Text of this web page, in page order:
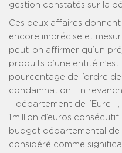
gestion constatés sur la
Ces deux affaires
encore imprécise et
peut-on affirmer qu’un
produits d’une entité
pourcentage de l’ordre de
condamnation. En
– département de l’Eure
1 million d’euros
budget départemental de
considéré comme